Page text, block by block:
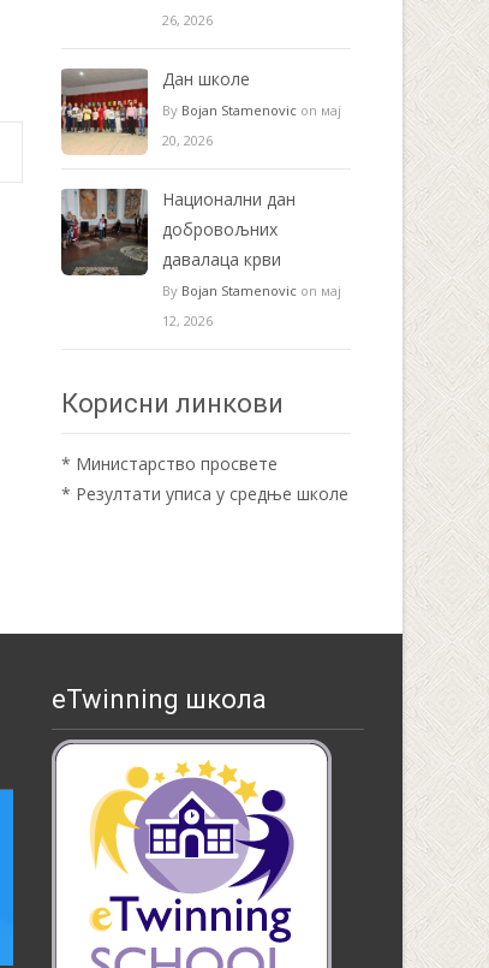
26, 2026
Дан школе
By Bojan Stamenovic on мај
20, 2026
Национални дан
добровољних
давалаца крви
By Bojan Stamenovic on мај
12, 2026
Корисни линкови
* Министарство просвете
* Резултати уписа у средње школе
eTwinning школа